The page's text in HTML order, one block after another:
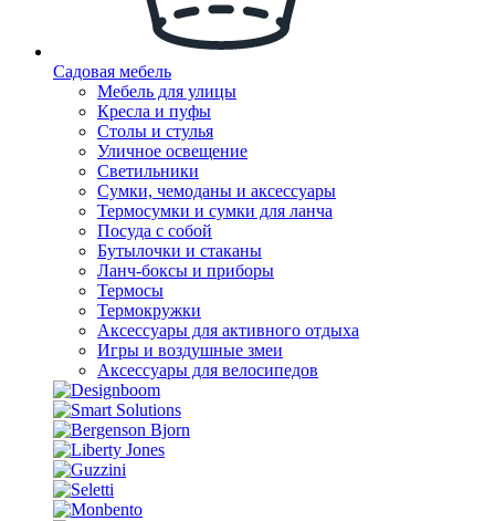
Садовая мебель
Мебель для улицы
Кресла и пуфы
Столы и стулья
Уличное освещение
Светильники
Сумки, чемоданы и аксессуары
Термосумки и сумки для ланча
Посуда с собой
Бутылочки и стаканы
Ланч-боксы и приборы
Термосы
Термокружки
Аксессуары для активного отдыха
Игры и воздушные змеи
Аксессуары для велосипедов